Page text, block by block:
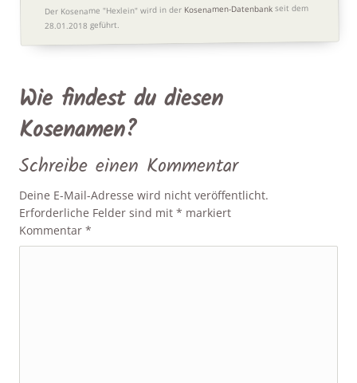
Der Kosename "Hexlein" wird in der Kosenamen-Datenbank seit dem
28.01.2018 geführt.
Wie findest du diesen
Kosenamen?
Schreibe einen Kommentar
Deine E-Mail-Adresse wird nicht veröffentlicht.
Erforderliche Felder sind mit* markiert
Kommentar*